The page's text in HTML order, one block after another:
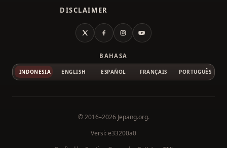
DISCLAIMER
X FacebookInstagramYouTube
BAHASA
INDONESIA ENGLISH ESPAÑOL FRANÇAIS PORTUGUÊS
© 2016–2026 Jepang.org.
Versi: e33200a0